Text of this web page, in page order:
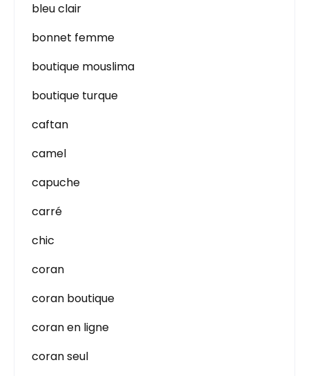
bleu clair
bonnet femme
boutique mouslima
boutique turque
caftan
camel
capuche
carré
chic
coran
coran boutique
coran en ligne
coran seul